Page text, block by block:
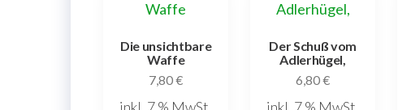
Die unsichtbare
Waffe
7,80€
Der Schuß vom
Adlerhügel,
6,80€